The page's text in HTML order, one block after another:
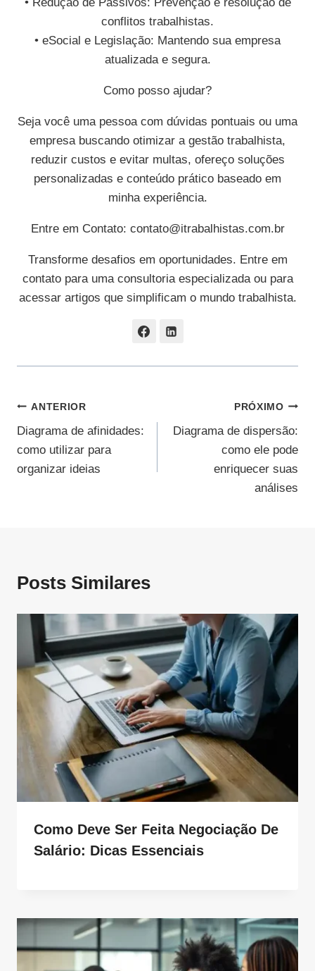
conflitos trabalhistas.
• eSocial e Legislação: Mantendo sua empresa
atualizada e segura.
Como posso ajudar?
Seja você uma pessoa com dúvidas pontuais ou uma
empresa buscando otimizar a gestão trabalhista,
reduzir custos e evitar multas, ofereço soluções
personalizadas e conteúdo prático baseado em
minha experiência.
Entre em Contato: contato@itrabalhistas.com.br
Transforme desafios em oportunidades. Entre em
contato para uma consultoria especializada ou para
acessar artigos que simplificam o mundo trabalhista.
Navegação
De
Post
ANTERIOR
Diagrama de afinidades:
como utilizar para
organizar ideias
PRÓXIMO
Diagrama de dispersão:
como ele pode
enriquecer suas
análises
Posts Similares
Como Deve Ser Feita Negociação De
Salário: Dicas Essenciais